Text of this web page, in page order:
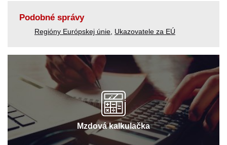
Podobné správy
Regióny Európskej únie Ukazovatele za EÚ
Mzdová kalkulačka